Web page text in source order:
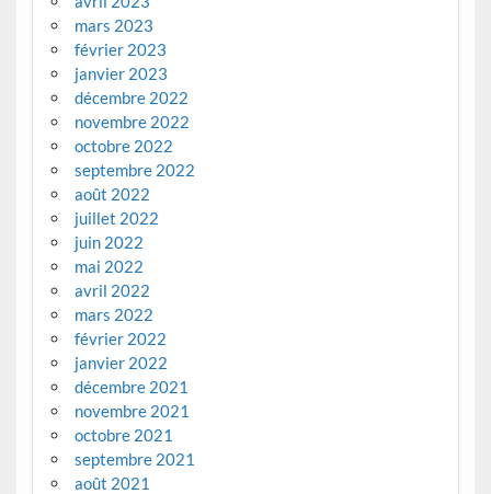
mars 2023
février 2023
janvier 2023
décembre 2022
novembre 2022
octobre 2022
septembre 2022
août 2022
juillet 2022
juin 2022
mai 2022
avril 2022
mars 2022
février 2022
janvier 2022
décembre 2021
novembre 2021
octobre 2021
septembre 2021
août 2021